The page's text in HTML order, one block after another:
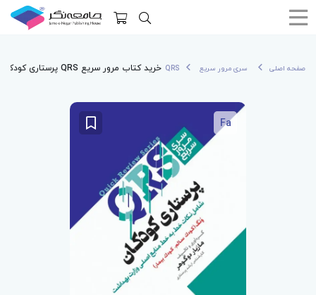
صفحه اصلی سری مرور سریع QRS خرید کتاب مرور سریع QRS پرستاری کودکان
Fa